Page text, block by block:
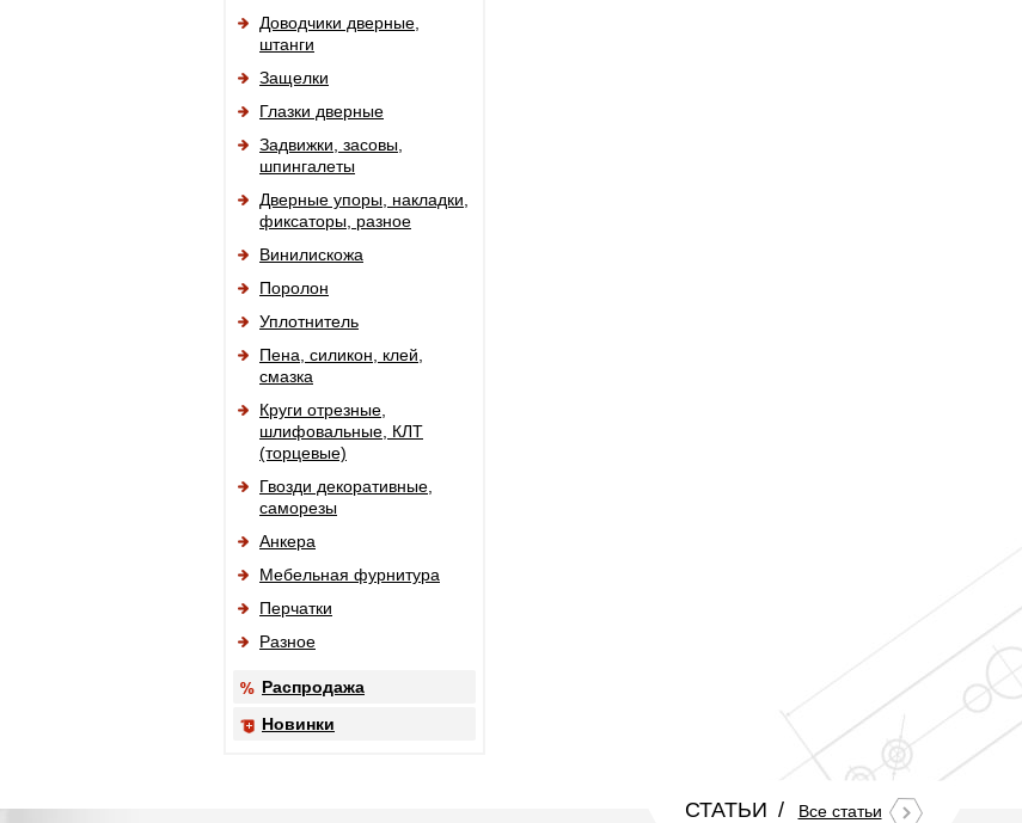
Доводчики дверные,
штанги
Защелки
Глазки дверные
Задвижки, засовы,
шпингалеты
Дверные упоры, накладки,
фиксаторы, разное
Винилискожа
Поролон
Уплотнитель
Пена, силикон, клей,
смазка
Круги отрезные,
шлифовальные, КЛТ
(торцевые)
Гвозди декоративные,
саморезы
Анкера
Мебельная фурнитура
Перчатки
Разное
Распродажа
Новинки
СТАТЬИ Все статьи